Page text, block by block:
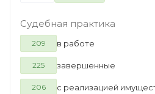
Судебная практика
209 в работе
225 завершенные
206 с реализацией